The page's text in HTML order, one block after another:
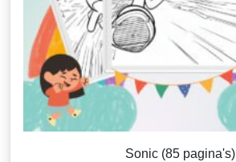
Sonic (85 pagina's)